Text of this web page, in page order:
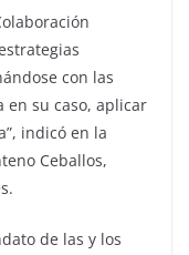
con las
en su caso, aplicar
indicó en la
Ceballos,
de las y los